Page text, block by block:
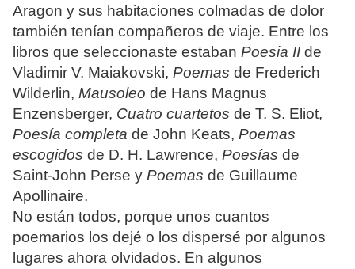
Aragon y sus habitaciones colmadas de dolor
también tenían compañeros de viaje. Entre los
libros que seleccionaste estaban Poesia II de
Vladimir V. Maiakovski, Poemas de Frederich
Wilderlin, Mausoleo de Hans Magnus
Enzensberger, Cuatro cuartetos de T. S. Eliot,
Poesía completa de John Keats, Poemas
escogidos de D. H. Lawrence, Poesías de
Saint-John Perse y Poemas de Guillaume
Apollinaire.
No están todos, porque unos cuantos
poemarios los dejé o los dispersé por algunos
lugares ahora olvidados. En algunos